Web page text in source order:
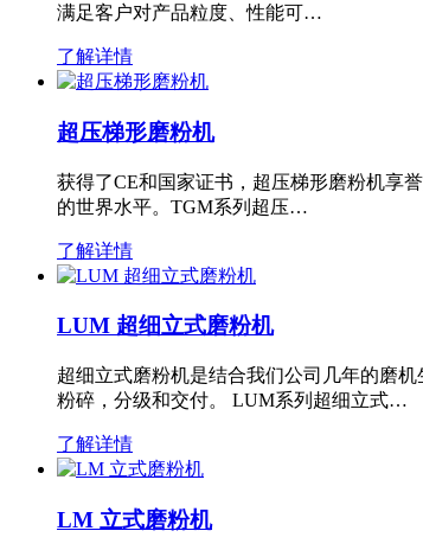
满足客户对产品粒度、性能可…
了解详情
超压梯形磨粉机
获得了CE和国家证书，超压梯形磨粉机享
的世界水平。TGM系列超压…
了解详情
LUM 超细立式磨粉机
超细立式磨粉机是结合我们公司几年的磨
粉碎，分级和交付。 LUM系列超细立式…
了解详情
LM 立式磨粉机